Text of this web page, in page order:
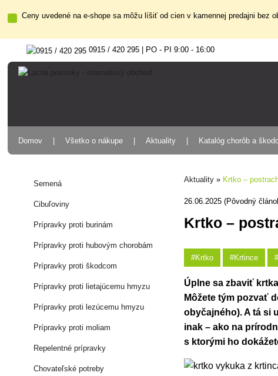
Ceny uvedené na e-shope sa môžu líšiť od cien v kamennej predajni bez
0915 / 420 295 | PO - PI 9:00 - 16:00
Domov Všetko o nákupe Aktuality Katalóg chorôb a
Semená
Cibuľoviny
Prípravky proti burinám
Prípravky proti hubovým chorobám
Prípravky proti škodcom
Prípravky proti lietajúcemu hmyzu
Prípravky proti lezúcemu hmyzu
Prípravky proti moliam
Repelentné prípravky
Chovateľské potreby
Aktuality » Krtko –
26.06.2025 (Pôvodný
Krtko –
#Krtko #Krtince
Úplne sa zbaviť
Môžete tým pozvať
obyčajného). A tá si
inak – ako na
s ktorými ho